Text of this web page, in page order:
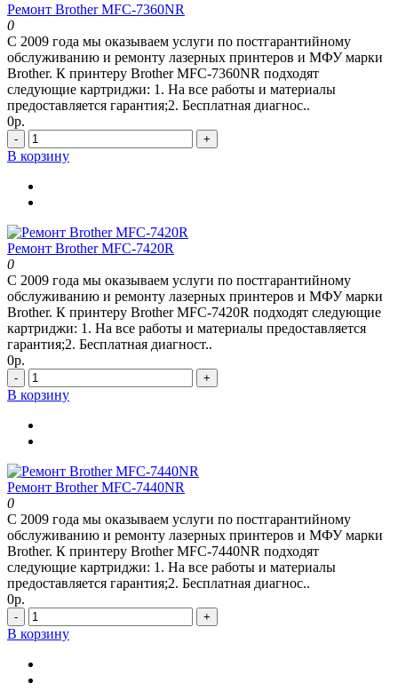
Ремонт Brother MFC-7360NR
0
С 2009 года мы оказываем услуги по постгарантийному
обслуживанию и ремонту лазерных принтеров и МФУ марки
Brother. К принтеру Brother MFC-7360NR подходят
следующие картриджи: 1. На все работы и материалы
предоставляется гарантия;2. Бесплатная диагнос..
0р.
- +
В корзину
Ремонт Brother MFC-7420R
0
С 2009 года мы оказываем услуги по постгарантийному
обслуживанию и ремонту лазерных принтеров и МФУ марки
Brother. К принтеру Brother MFC-7420R подходят следующие
картриджи: 1. На все работы и материалы предоставляется
гарантия;2. Бесплатная диагност..
0р.
- +
В корзину
Ремонт Brother MFC-7440NR
0
С 2009 года мы оказываем услуги по постгарантийному
обслуживанию и ремонту лазерных принтеров и МФУ марки
Brother. К принтеру Brother MFC-7440NR подходят
следующие картриджи: 1. На все работы и материалы
предоставляется гарантия;2. Бесплатная диагнос..
0р.
- +
В корзину